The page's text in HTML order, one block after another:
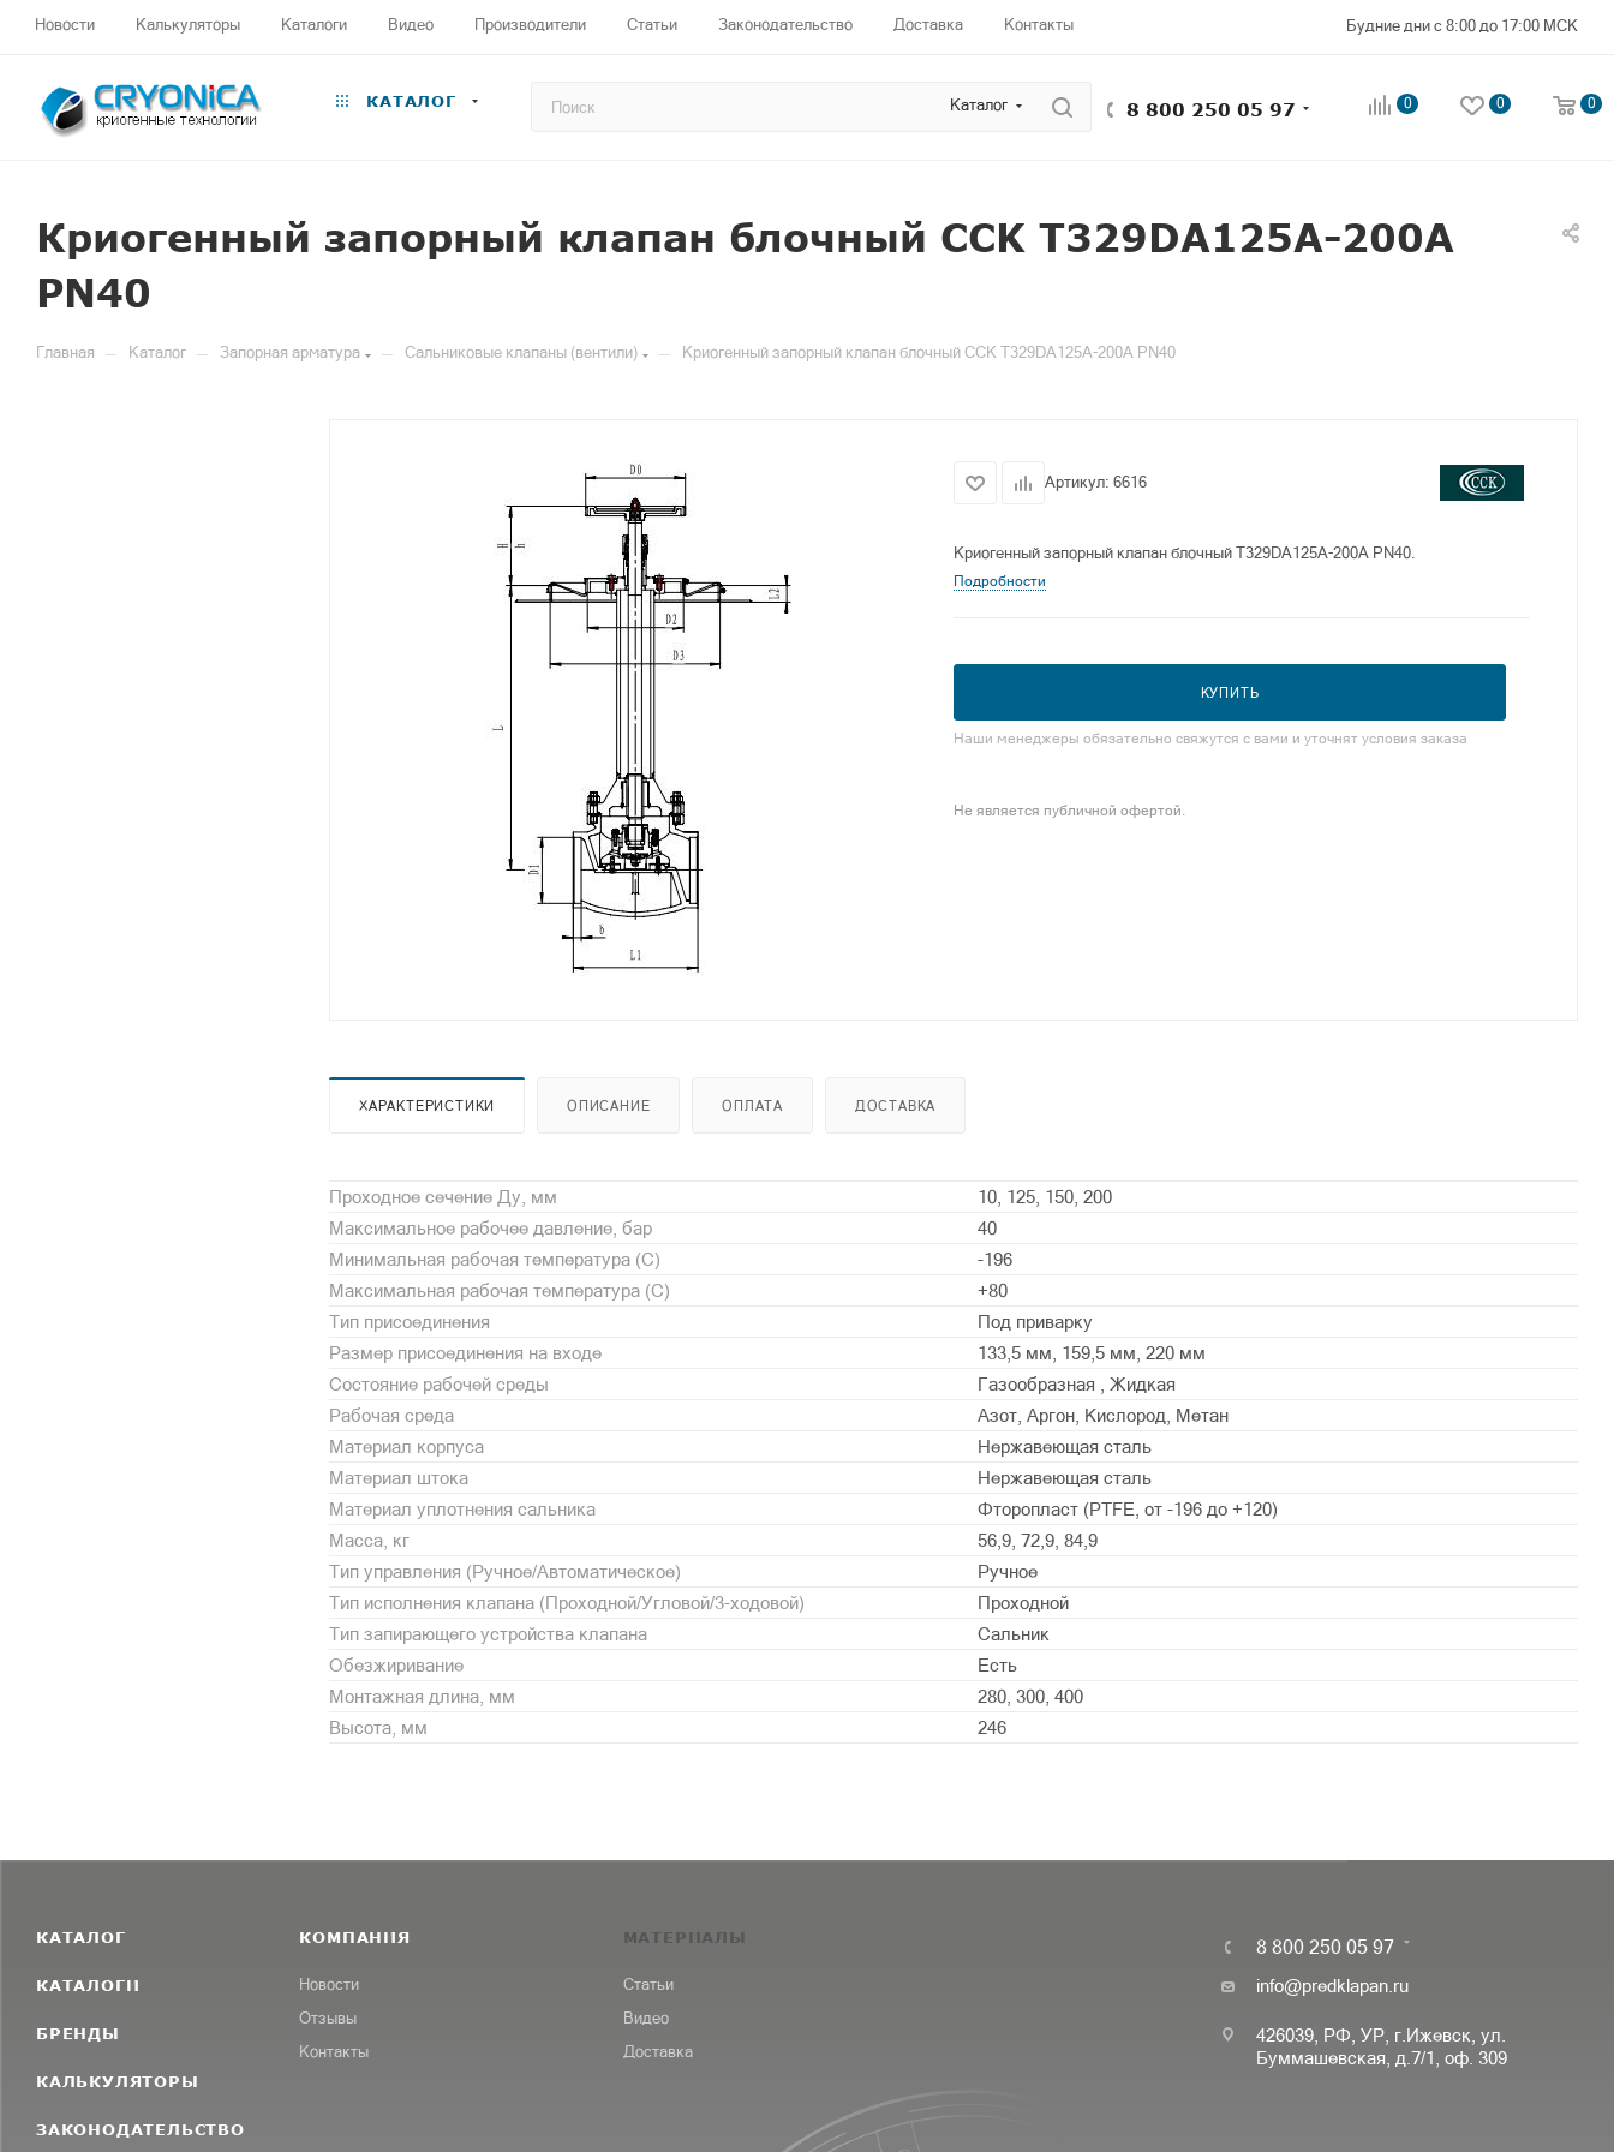
Новости Калькуляторы Каталоги Видео Производители Статьи Законодательство Доставка Контакты Будние дни с 8:00 до 17:00 МСК
КАТАЛОГ Каталог 8 800 250 05 97 0 0 0
Криогенный запорный клапан блочный CCK T329DA125A-200A
PN40
Главная — Каталог — Запорная арматура — Сальниковые клапаны (вентили) — Криогенный запорный клапан блочный CCK T329DA125A-200A PN40
Артикул: 6616
Криогенный запорный клапан блочный T329DA125A-200A PN40.
Подробности
КУПИТЬ
Наши менеджеры обязательно свяжутся с вами и уточнят условия заказа
Не является публичной офертой.
ХАРАКТЕРИСТИКИ ОПИСАНИЕ ОПЛАТА ДОСТАВКА
Проходное сечение Ду, мм
10, 125, 150, 200
Максимальное рабочее давление, бар
40
Минимальная рабочая температура (С)
-196
Максимальная рабочая температура (С)
+80
Тип присоединения
Под приварку
Размер присоединения на входе
133,5 мм, 159,5 мм, 220 мм
Состояние рабочей среды
Газообразная , Жидкая
Рабочая среда
Азот, Аргон, Кислород, Метан
Материал корпуса
Нержавеющая сталь
Материал штока
Нержавеющая сталь
Материал уплотнения сальника
Фторопласт (PTFE, от -196 до +120)
Масса, кг
56,9, 72,9, 84,9
Тип управления (Ручное/Автоматическое)
Ручное
Тип исполнения клапана (Проходной/Угловой/3-ходовой)
Проходной
Тип запирающего устройства клапана
Сальник
Обезжиривание
Есть
Монтажная длина, мм
280, 300, 400
Высота, мм
246
КАТАЛОГ
КАТАЛОГИ
БРЕНДЫ
КАЛЬКУЛЯТОРЫ
ЗАКОНОДАТЕЛЬСТВО
КОМПАНИЯ
Новости
Отзывы
Контакты
МАТЕРИАЛЫ
Статьи
Видео
Доставка
8 800 250 05 97
info@predklapan.ru
426039, РФ, УР, г.Ижевск, ул.
Буммашевская, д.7/1, оф. 309